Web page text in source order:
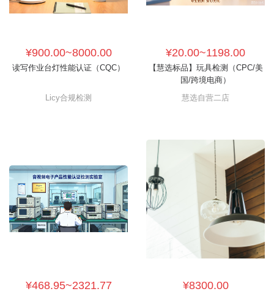
¥900.00~8000.00
读写作业台灯性能认证（CQC）
Licy合规检测
¥20.00~1198.00
【慧选标品】玩具检测（CPC/美
国/跨境电商）
慧选自营二店
¥468.95~2321.77 ¥8300.00